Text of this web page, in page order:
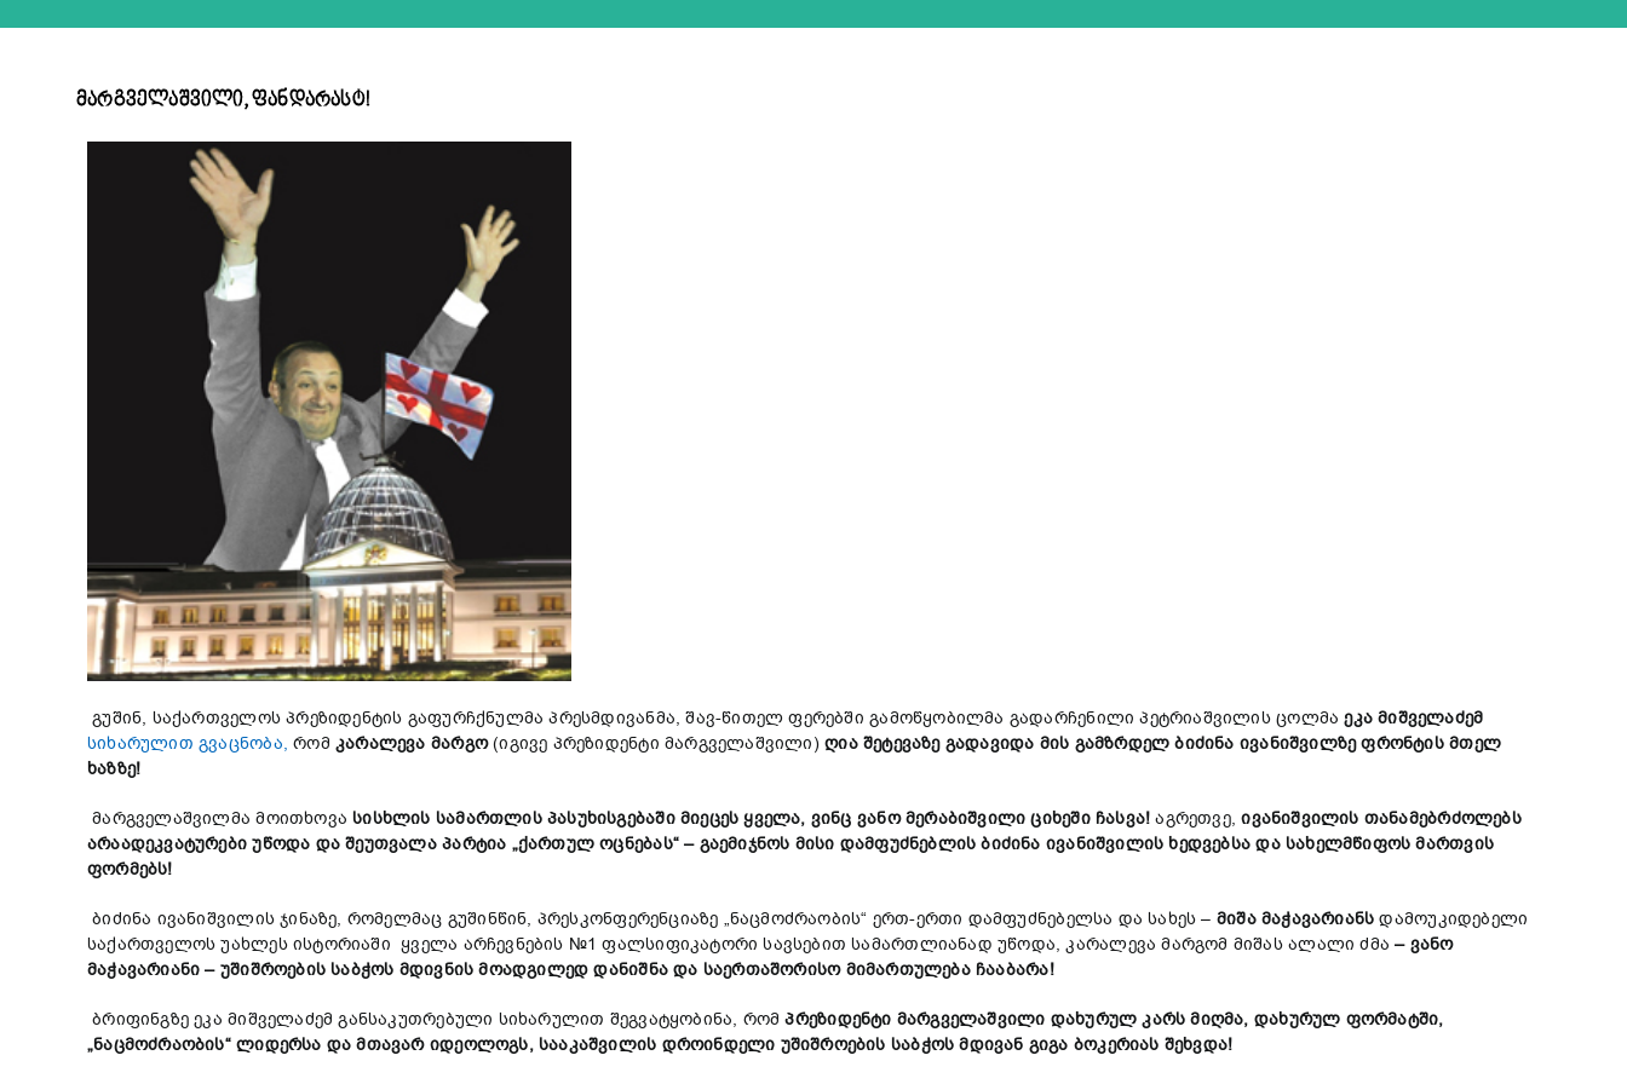
მარგველაშვილი, ფანდარასტ!
გუშინ, საქართველოს პრეზიდენტის გაფურჩქნულმა პრესმდივანმა, შავ-წითელ ფერებში გამოწყობილმა გადარჩენილი პეტრიაშვილის ცოლმაეკა მიშველაძემ
სიხარულით გვაცნობა,რომ კარალევა მარგო(იგივე პრეზიდენტი მარგველაშვილი)ღია შეტევაზე გადავიდა მის გამზრდელ ბიძინა ივანიშვილზე ფრონტის მთელ
ხაზზე!
მარგველაშვილმა მოითხოვასისხლის სამართლის პასუხისგებაში მიეცეს ყველა, ვინც ვანო მერაბიშვილი ციხეში ჩასვა!აგრეთვე,ივანიშვილის თანამებრძოლებს
არაადეკვატურები უწოდა და შეუთვალა პარტია „ქართულ ოცნებას“ – გაემიჯნოს მისი დამფუძნებლის ბიძინა ივანიშვილის ხედვებსა და სახელმწიფოს მართვის
ფორმებს!
ბიძინა ივანიშვილის ჯინაზე, რომელმაც გუშინწინ, პრესკონფერენციაზე „ნაცმოძრაობის“ ერთ-ერთი დამფუძნებელსა და სახეს – მიშა მაჭავარიანს დამოუკიდებელი
საქართველოს უახლეს ისტორიაში ყველა არჩევნების №1 ფალსიფიკატორი სავსებით სამართლიანად უწოდა, კარალევა მარგომ მიშას ალალი ძმა – ვანო
მაჭავარიანი– უშიშროების საბჭოს მდივნის მოადგილედ დანიშნა და საერთაშორისო მიმართულება ჩააბარა!
ბრიფინგზე ეკა მიშველაძემ განსაკუთრებული სიხარულით შეგვატყობინა, რომპრეზიდენტი მარგველაშვილი დახურულ კარს მიღმა, დახურულ ფორმატში,
„ნაცმოძრაობის“ ლიდერსა და მთავარ იდეოლოგს, სააკაშვილის დროინდელი უშიშროების საბჭოს მდივან გიგა ბოკერიას შეხვდა!